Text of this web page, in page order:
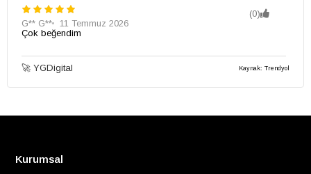
(0)
G** G**
11 Temmuz 2026
Çok beğendim
🚀 YGDigital Kaynak: Trendyol
Kurumsal